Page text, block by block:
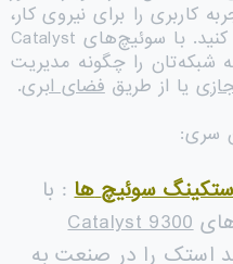
کاربری را برای نیروی کار،
چه کوچک و چه بزرگ، بازتعریف کنید. با سوئیچ‌های Catalyst
شبکه‌تان را چگونه مدیریت
یا از طریقفضای ابری.
سری:
سوئیچ ها: با
Catalyst 9300
استک را در صنعت به